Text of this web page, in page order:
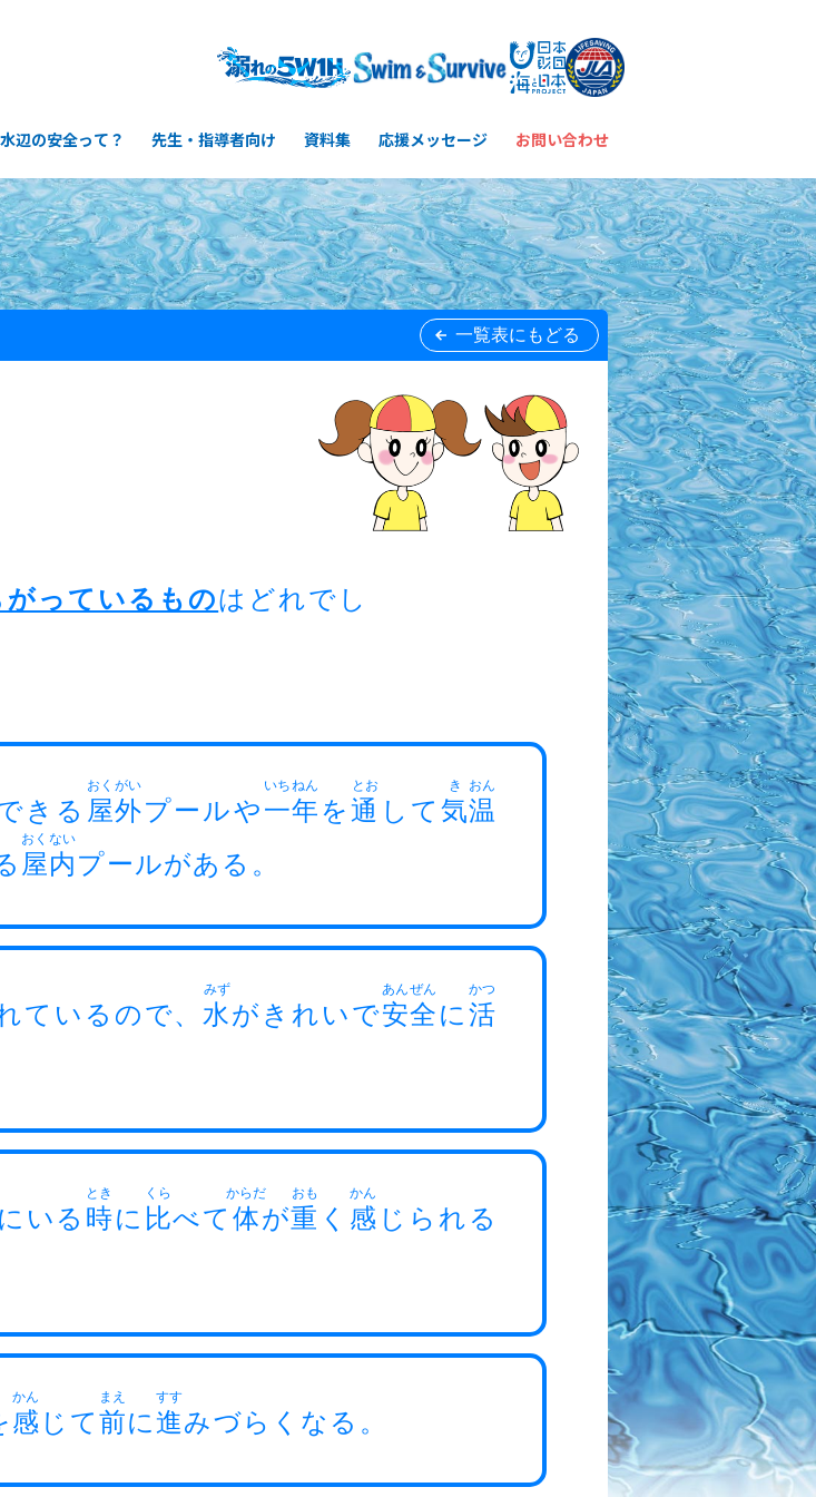
辺の安全って？ 先生・指導者向け 資料集 応援メッセージ お問い合わせ
一覧表にもどる
がっているものはどれでし
きる 屋
おく
外
がい
プールや一
いち
年
ねん
を通
とお
して 気
き
温
おん
屋
おく
内
ない
プールがある。
ているので、 水
みず
がきれいで安
あん
全
ぜん
に活
かつ
にいる 時
とき
に 比
くら
べて 体
からだ
が重
おも
く 感
かん
じられる
感
かん
じて前
まえ
に進
すす
みづらくなる。